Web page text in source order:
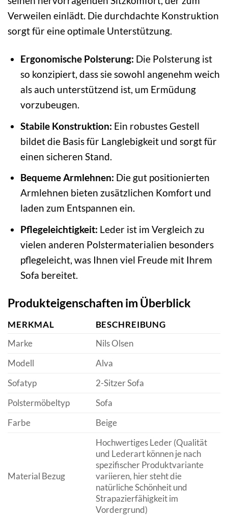
Verweilen einlädt. Die durchdachte Konstruktion
sorgt für eine optimale Unterstützung.
Ergonomische Polsterung: Die Polsterung ist
so konzipiert, dass sie sowohl angenehm weich
als auch unterstützend ist, um Ermüdung
vorzubeugen.
Stabile Konstruktion: Ein robustes Gestell
bildet die Basis für Langlebigkeit und sorgt für
einen sicheren Stand.
Bequeme Armlehnen: Die gut positionierten
Armlehnen bieten zusätzlichen Komfort und
laden zum Entspannen ein.
Pflegeleichtigkeit: Leder ist im Vergleich zu
vielen anderen Polstermaterialien besonders
pflegeleicht, was Ihnen viel Freude mit Ihrem
Sofa bereitet.
Produkteigenschaften im Überblick
MERKMAL
BESCHREIBUNG
Marke
Nils Olsen
Modell
Alva
Sofatyp
2-Sitzer Sofa
Polstermöbeltyp
Sofa
Farbe
Beige
Material Bezug
Hochwertiges Leder (Qualität
und Lederart können je nach
spezifischer Produktvariante
variieren, hier steht die
natürliche Schönheit und
Strapazierfähigkeit im
Vordergrund)